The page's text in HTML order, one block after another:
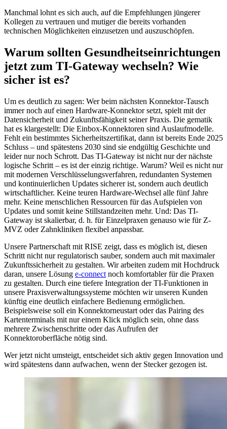
Manchmal lohnt es sich auch, auf die Empfehlungen jüngerer
Kollegen zu vertrauen und mutiger die bereits vorhanden
technischen Möglichkeiten einzusetzen und auszuschöpfen.
Warum sollten Gesundheitseinrichtungen
jetzt zum TI-Gateway wechseln? Wie
sicher ist es?
Um es deutlich zu sagen: Wer beim nächsten Konnektor-Tausch
immer noch auf einen Hardware-Konnektor setzt, spielt mit der
Datensicherheit und Zukunftsfähigkeit seiner Praxis. Die gematik
hat es klargestellt: Die Einbox-Konnektoren sind Auslaufmodelle.
Fehlt ein bestimmtes Sicherheitszertifikat, dann ist bereits Ende 2025
Schluss – und spätestens 2030 sind sie endgültig Geschichte und
leider nur noch Schrott. Das TI-Gateway ist nicht nur der nächste
logische Schritt – es ist der einzig richtige. Warum? Weil es nicht nur
mit modernen Verschlüsselungsverfahren, redundanten Systemen
und kontinuierlichen Updates sicherer ist, sondern auch deutlich
wirtschaftlicher. Keine teuren Hardware-Wechsel alle fünf Jahre
mehr. Keine menschlichen Ressourcen für das Aufspielen von
Updates und somit keine Stillstandzeiten mehr. Und: Das TI-
Gateway ist skalierbar, d. h. für Einzelpraxen genauso wie für Z-
MVZ oder Zahnkliniken flexibel anpassbar.
Unsere Partnerschaft mit RISE zeigt, dass es möglich ist, diesen
Schritt nicht nur regulatorisch sauber, sondern auch mit maximaler
Zukunftssicherheit zu gestalten. Wir arbeiten zudem mit Hochdruck
daran, unsere Lösung e-connect noch komfortabler für die Praxen
zu gestalten. Durch eine tiefere Integration der TI-Funktionen in
unsere Praxisverwaltungssysteme möchten wir unseren Kunden
künftig eine deutlich einfachere Bedienung ermöglichen.
Beispielsweise soll ein Konnektorneustart oder das Pairing des
Kartenterminals mit nur einem Klick möglich sein, ohne dass
mehrere Zwischenschritte oder das Aufrufen der
Konnektoroberfläche nötig sind.
Wer jetzt nicht umsteigt, entscheidet sich aktiv gegen Innovation und
wird spätestens dann aufwachen, wenn der Stecker gezogen ist.